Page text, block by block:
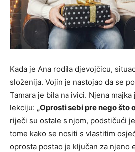
Kada je Ana rodila djevojčicu,
složenija. Vojin je nastojao da se
Tamara je bila na ivici. Njena
lekciju: „Oprosti sebi pre nego što
riječi su ostale s njom, podstičući
tome kako se nositi s vlastitim
oprosta postao je ključan za njeno